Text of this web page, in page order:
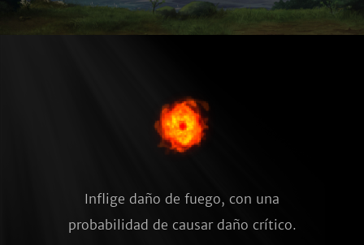
Inflige daño de fuego, con una
probabilidad de causar daño crítico.